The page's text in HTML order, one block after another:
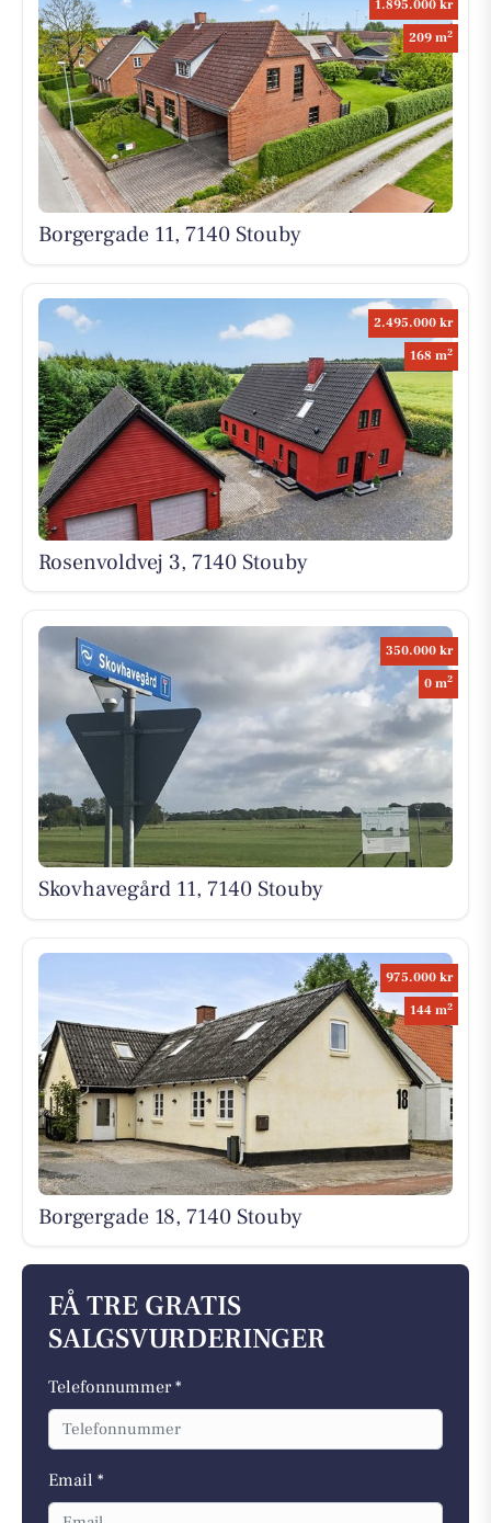
1.895.000 kr
209 m2
Borgergade 11, 7140 Stouby
2.495.000 kr
168 m2
Rosenvoldvej 3, 7140 Stouby
350.000 kr
0 m2
Skovhavegård 11, 7140 Stouby
975.000 kr
144 m2
Borgergade 18, 7140 Stouby
FÅ TRE GRATIS
SALGSVURDERINGER
Telefonnummer *
Email *